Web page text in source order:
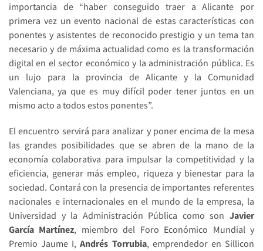
importancia de “haber conseguido traer a Alicante por
primera vez un evento nacional de estas características con
ponentes y asistentes de reconocido prestigio y un tema tan
necesario y de máxima actualidad como es la transformación
digital en el sector económico y la administración pública. Es
un lujo para la provincia de Alicante y la Comunidad
Valenciana, ya que es muy difícil poder tener juntos en un
mismo acto a todos estos ponentes”.
El encuentro servirá para analizar y poner encima de la mesa
las grandes posibilidades que se abren de la mano de la
economía colaborativa para impulsar la competitividad y la
eficiencia, generar más empleo, riqueza y bienestar para la
sociedad. Contará con la presencia de importantes referentes
nacionales e internacionales en el mundo de la empresa, la
Universidad y la Administración Pública como son Javier
García Martínez, miembro del Foro Económico Mundial y
Premio Jaume I,Andrés Torrubia, emprendedor en Sillicon